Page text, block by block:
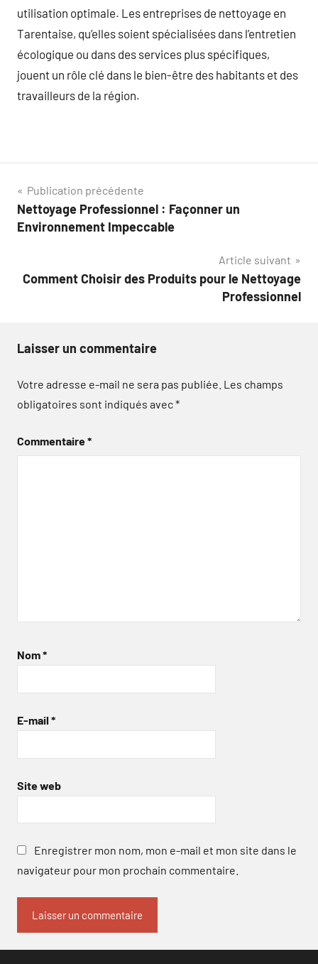
utilisation optimale. Les entreprises de nettoyage en
Tarentaise, qu’elles soient spécialisées dans l’entretien
écologique ou dans des services plus spécifiques,
jouent un rôle clé dans le bien-être des habitants et des
travailleurs de la région.
Navigation
de
Publication précédente
Nettoyage Professionnel : Façonner un
Environnement Impeccable
Article suivant
Comment Choisir des Produits pour le Nettoyage
Professionnel
Laisser un commentaire
Votre adresse e-mail ne sera pas publiée. Les champs
obligatoires sont indiqués avec*
Commentaire*
Nom*
E-mail *
Site web
Enregistrer mon nom, mon e-mail et mon site dans le
navigateur pour mon prochain commentaire.